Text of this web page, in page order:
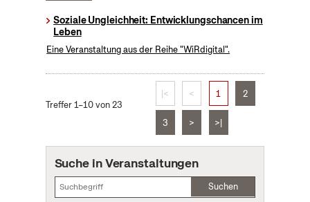
Soziale Ungleichheit: Entwicklungschancen im
Leben
Eine Veranstaltung aus der Reihe "WiRdigital".
Treffer 1–10 von 23
|< < 1 2
3 > >|
Suche in Veranstaltungen
Suchen